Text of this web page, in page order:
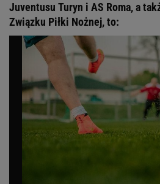
Juventusu Turyn i AS Roma, a
Związku Piłki Nożnej, to: